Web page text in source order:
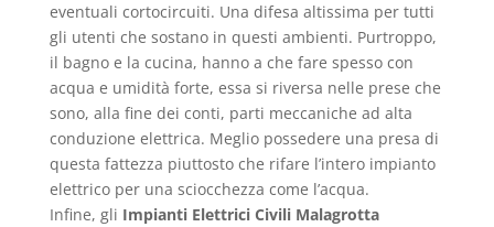
eventuali cortocircuiti. Una difesa altissima per tutti
gli utenti che sostano in questi ambienti. Purtroppo,
il bagno e la cucina, hanno a che fare spesso con
acqua e umidità forte, essa si riversa nelle prese che
sono, alla fine dei conti, parti meccaniche ad alta
conduzione elettrica. Meglio possedere una presa di
questa fattezza piuttosto che rifare l’intero impianto
elettrico per una sciocchezza come l’acqua.
Infine, gli Impianti Elettrici Civili Malagrotta